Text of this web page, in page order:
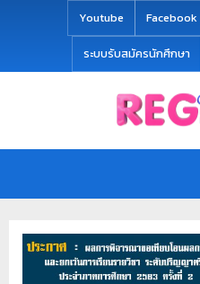
Youtube Facebook
ระบบรับสมัครนักศึกษา